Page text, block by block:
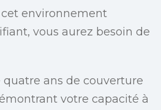
environnement
vous aurez besoin de
ans de couverture
votre capacité à